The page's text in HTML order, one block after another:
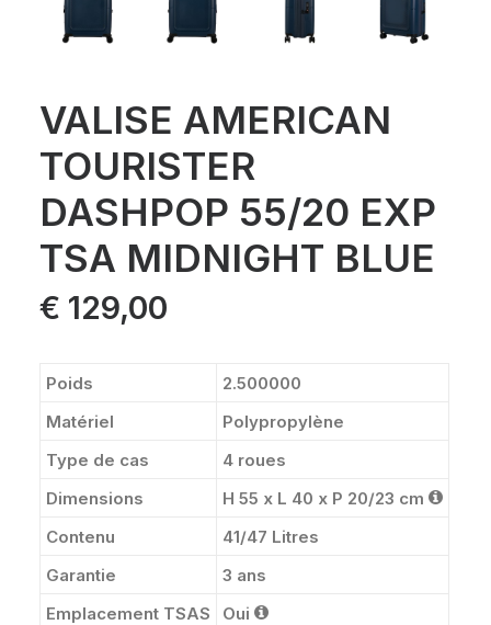
VALISE AMERICAN
TOURISTER
DASHPOP 55/20 EXP
TSA MIDNIGHT BLUE
€ 129,00
Poids
2.500000
Matériel
Polypropylène
Type de cas
4 roues
Dimensions
H 55 x L 40 x P 20/23 cm
Contenu
41/47 Litres
Garantie
3 ans
Emplacement TSAS
Oui